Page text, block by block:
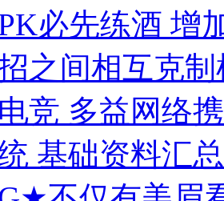
必先练酒 增
之间相互克制
竞 多益网络
基础资料汇总